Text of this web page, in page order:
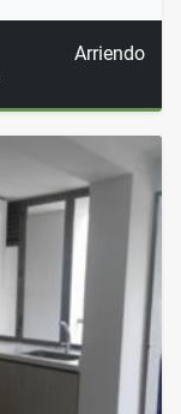
Arriendo